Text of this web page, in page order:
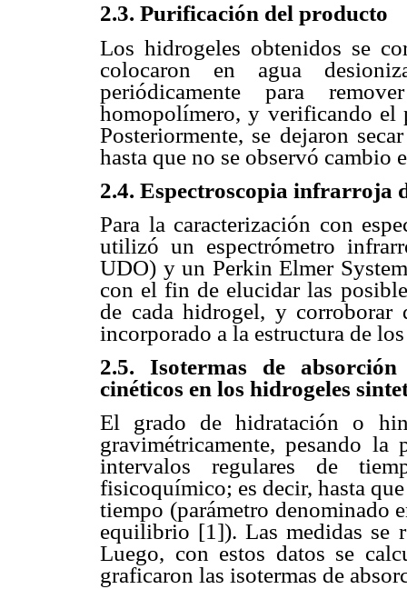
2.3. Purificación del producto
Los hidrogeles obtenidos se
colocaron en agua
periódicamente para
homopolímero, y verificando el
Posteriormente, se dejaron
hasta que no se observó cambio
2.4. Espectroscopia infrarroja
Para la caracterización con
utilizó un espectrómetro
UDO) y un Perkin Elmer
con el fin de elucidar las
de cada hidrogel, y corroborar
incorporado a la estructura de
2.5. Isotermas de
cinéticos en los hidrogeles
El grado de hidratación o
gravimétricamente, pesando
intervalos regulares de
fisicoquímico; es decir, hasta
tiempo (parámetro denominado
equilibrio [1]). Las medidas se
Luego, con estos datos se
graficaron las isotermas de